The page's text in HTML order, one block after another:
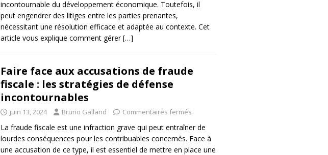
incontournable du développement économique. Toutefois, il
peut engendrer des litiges entre les parties prenantes,
nécessitant une résolution efficace et adaptée au contexte. Cet
article vous explique comment gérer[…]
Faire face aux accusations de fraude
fiscale : les stratégies de défense
incontournables
juin 13, 2024 Bruno Galland Commentaires fermés
La fraude fiscale est une infraction grave qui peut entraîner de
lourdes conséquences pour les contribuables concernés. Face à
une accusation de ce type, il est essentiel de mettre en place une